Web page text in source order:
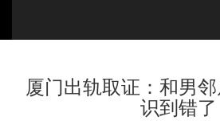
厦门出轨取证：和男
识到错了